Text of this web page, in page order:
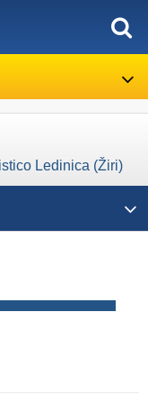
Ledinica (Žiri)